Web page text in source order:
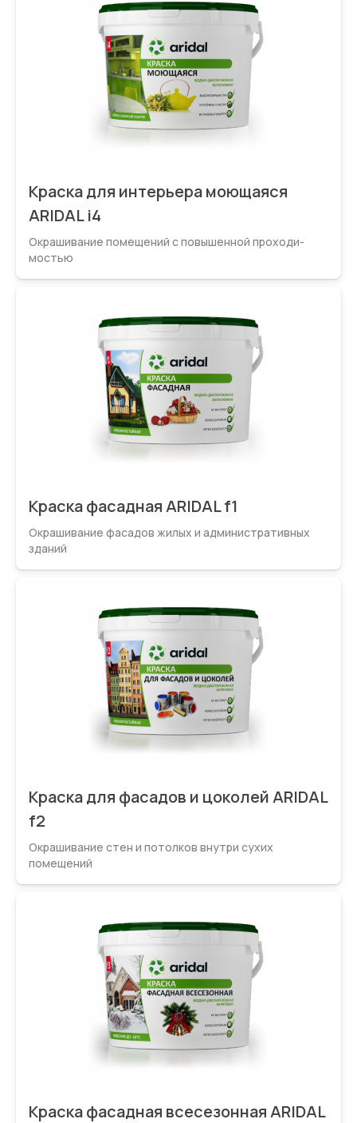
Краска для интерьера моющаяся
ARIDAL i4
Окрашивание помещений с повышенной проходи­
мостью
Краска фасадная ARIDAL f1
Окрашивание фасадов жилых и администрати­вных
зданий
Краска для фасадов и цоколей ARIDAL
f2
Окрашивание стен и потолков внутри сухих
помещений
Краска фасадная всесезонная ARIDAL